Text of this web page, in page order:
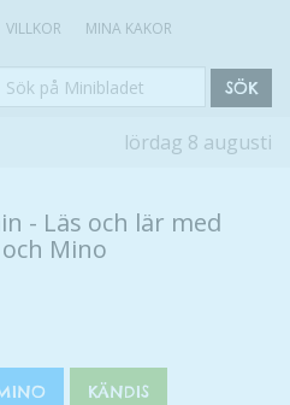
VILLKOR MINA KAKOR
Sök
SÖK
lördag 8 augusti
KÄNDIS